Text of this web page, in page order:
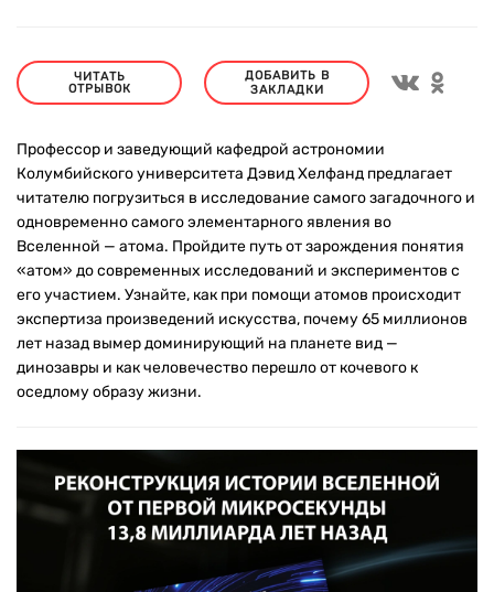
ЧИТАТЬ
ОТРЫВОК
ДОБАВИТЬ В
ЗАКЛАДКИ
Профессор и заведующий кафедрой астрономии
Колумбийского университета Дэвид Хелфанд предлагает
читателю погрузиться в исследование самого загадочного и
одновременно самого элементарного явления во
Вселенной — атома. Пройдите путь от зарождения понятия
«атом» до современных исследований и экспериментов с
его участием. Узнайте, как при помощи атомов происходит
экспертиза произведений искусства, почему 65 миллионов
лет назад вымер доминирующий на планете вид —
динозавры и как человечество перешло от кочевого к
оседлому образу жизни.